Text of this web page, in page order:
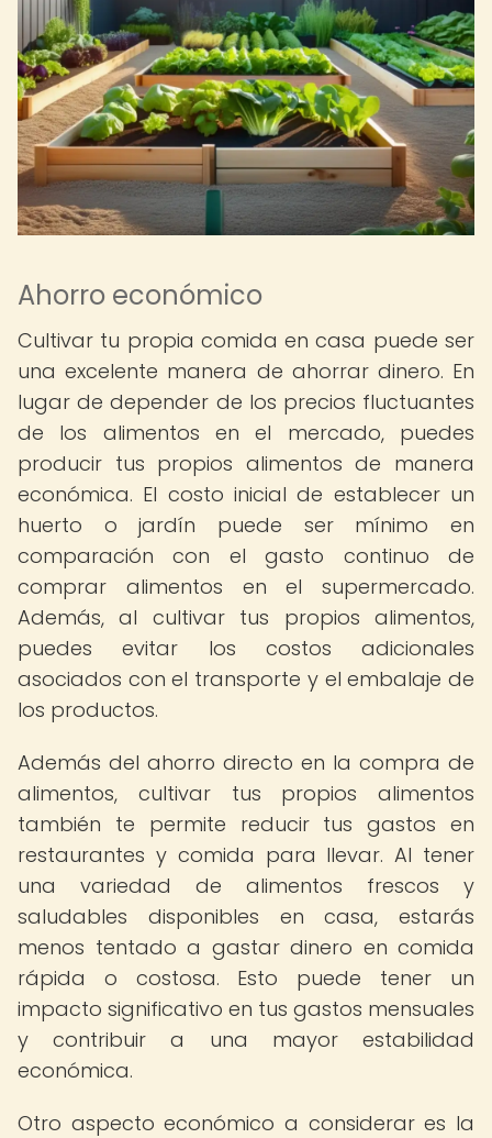
Ahorro económico
Cultivar tu propia comida en casa puede ser
una excelente manera de ahorrar dinero. En
lugar de depender de los precios fluctuantes
de los alimentos en el mercado, puedes
producir tus propios alimentos de manera
económica. El costo inicial de establecer un
huerto o jardín puede ser mínimo en
comparación con el gasto continuo de
comprar alimentos en el supermercado.
Además, al cultivar tus propios alimentos,
puedes evitar los costos adicionales
asociados con el transporte y el embalaje de
los productos.
Además del ahorro directo en la compra de
alimentos, cultivar tus propios alimentos
también te permite reducir tus gastos en
restaurantes y comida para llevar. Al tener
una variedad de alimentos frescos y
saludables disponibles en casa, estarás
menos tentado a gastar dinero en comida
rápida o costosa. Esto puede tener un
impacto significativo en tus gastos mensuales
y contribuir a una mayor estabilidad
económica.
Otro aspecto económico a considerar es la